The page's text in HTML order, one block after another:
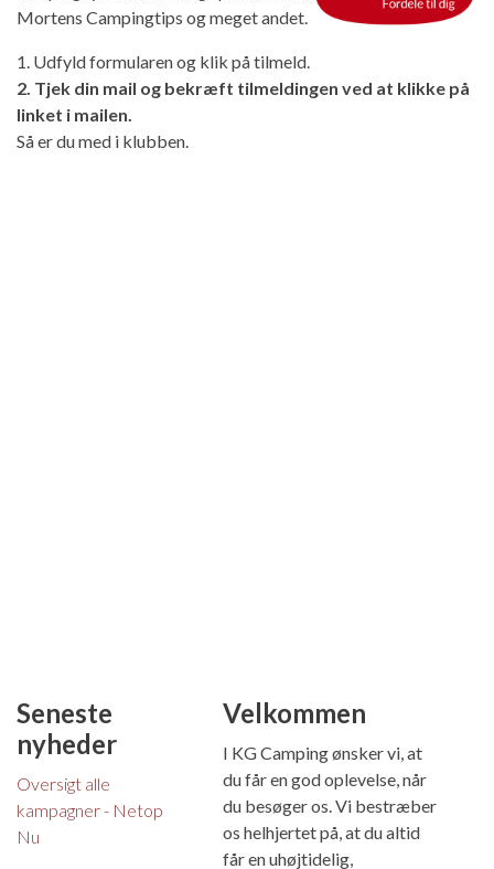
Mortens Campingtips og meget andet.
1. Udfyld formularen og klik på tilmeld.
2. Tjek din mail og bekræft tilmeldingen ved at klikke på
linket i mailen.
Så er du med i klubben.
Seneste
nyheder
Oversigt alle
kampagner - Netop
Nu
Velkommen
I KG Camping ønsker vi, at
du får en god oplevelse, når
du besøger os. Vi bestræber
os helhjertet på, at du altid
får en uhøjtidelig,